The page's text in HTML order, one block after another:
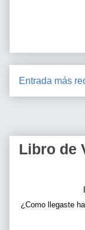
Entrada más
Libro de
¿Como llegaste